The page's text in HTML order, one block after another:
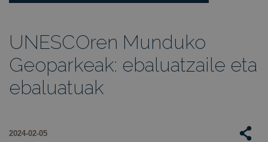
UNESCOren Munduko
Geoparkeak: ebaluatzaile eta
ebaluatuak
2024-02-05